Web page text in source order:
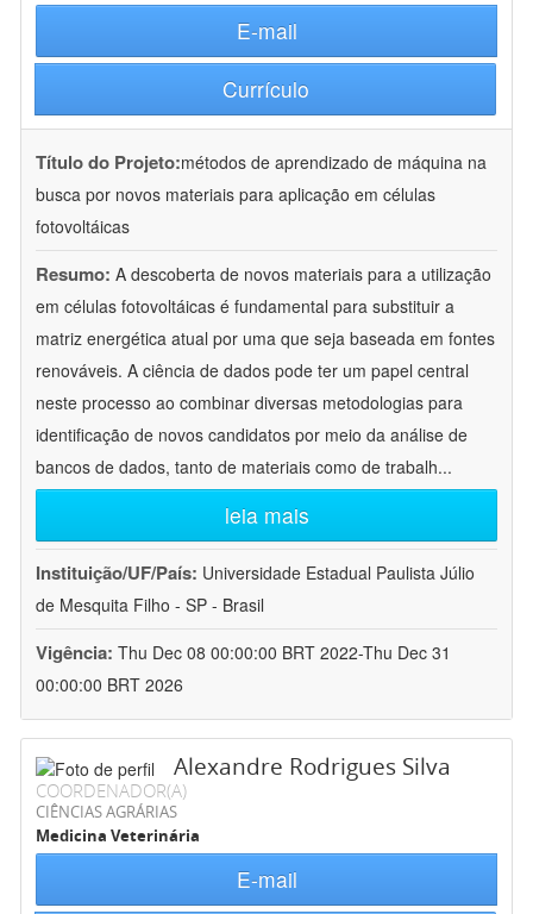
E-mail
Currículo
Título do Projeto:métodos de aprendizado de máquina na
busca por novos materiais para aplicação em células
fotovoltáicas
Resumo: A descoberta de novos materiais para a utilização
em células fotovoltáicas é fundamental para substituir a
matriz energética atual por uma que seja baseada em fontes
renováveis. A ciência de dados pode ter um papel central
neste processo ao combinar diversas metodologias para
identificação de novos candidatos por meio da análise de
bancos de dados, tanto de materiais como de trabalh...
leia mais
Instituição/UF/País: Universidade Estadual Paulista Júlio
de Mesquita Filho - SP - Brasil
Vigência: Thu Dec 08 00:00:00 BRT 2022-Thu Dec 31
00:00:00 BRT 2026
Alexandre Rodrigues Silva
COORDENADOR(A)
CIÊNCIAS AGRÁRIAS
Medicina Veterinária
E-mail